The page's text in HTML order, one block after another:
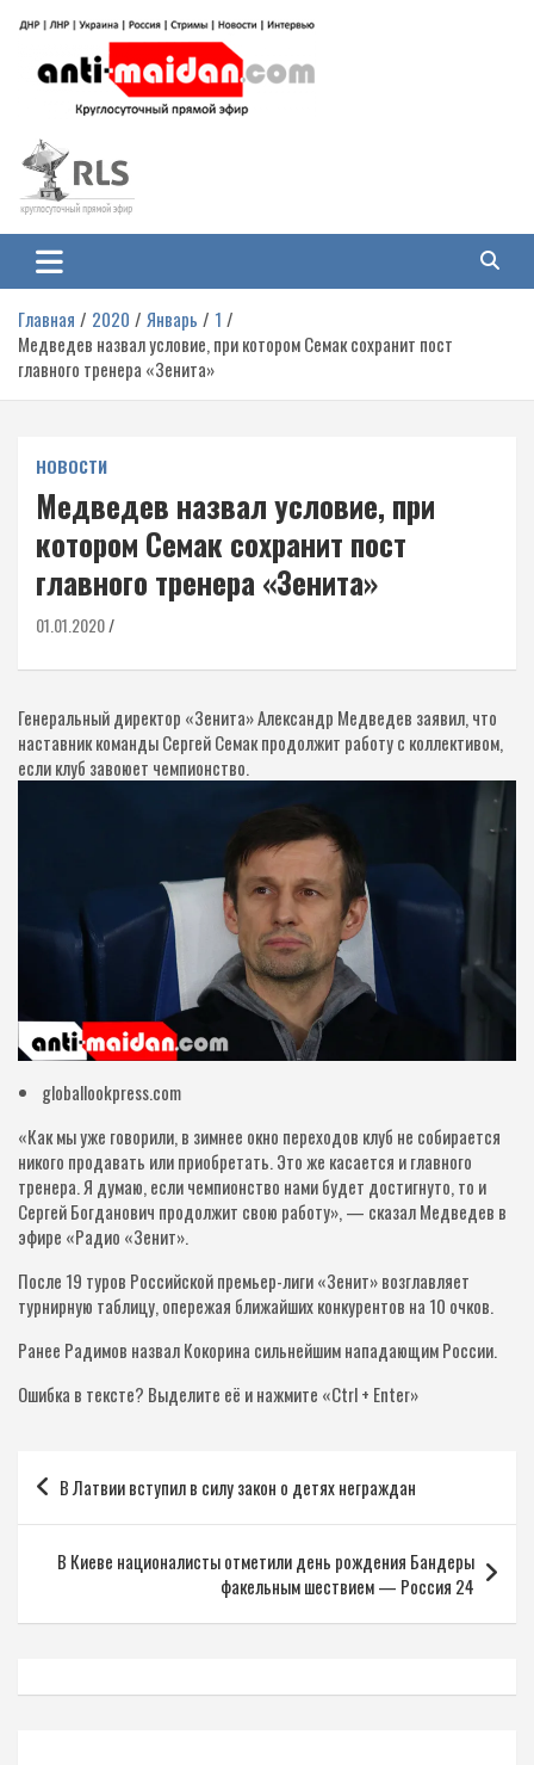
содержимому
Антимайдан: Гражданская война
на Украине
гражданской войне на Украине, включая события в Новороссии, ДНР,
ЛНР и других регионах.
Главная 2020 Январь
1
Медведев назвал условие, при котором Семак сохранит пост
главного тренера «Зенита»
НОВОСТИ
Медведев назвал условие, при
котором Семак сохранит пост
главного тренера «Зенита»
01.01.2020
Генеральный директор «Зенита» Александр Медведев заявил, что
наставник команды Сергей Семак продолжит работу с коллективом,
если клуб завоюет чемпионство.
globallookpress.com
«Как мы уже говорили, в зимнее окно переходов клуб не собирается
никого продавать или приобретать. Это же касается и главного
тренера. Я думаю, если чемпионство нами будет достигнуто, то и
Сергей Богданович продолжит свою работу», — сказал Медведев в
эфире «Радио «Зенит».
После 19 туров Российской премьер-лиги «Зенит» возглавляет
турнирную таблицу, опережая ближайших конкурентов на 10 очков.
Ранее Радимов назвал Кокорина сильнейшим нападающим России.
Ошибка в тексте? Выделите её и нажмите «Ctrl + Enter»
Навигация
по
записям
В Латвии вступил в силу закон о детях неграждан
В Киеве националисты отметили день рождения Бандеры
факельным шествием — Россия 24